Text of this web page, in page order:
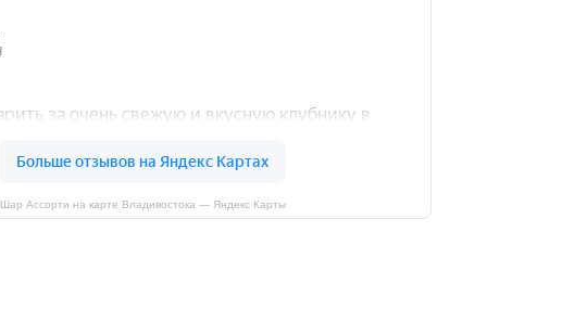
Шар Ассорти на карте Владивостока — Яндекс Карты